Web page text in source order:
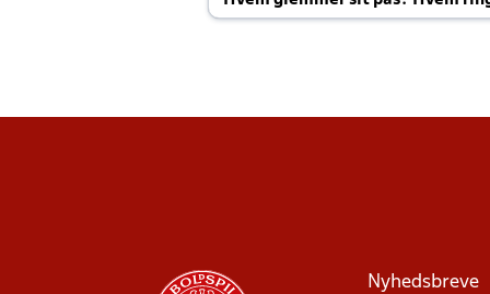
Joachim altid til efter kampe?
Nyhedsbreve